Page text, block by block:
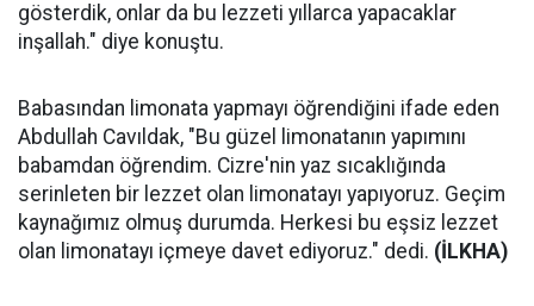
gösterdik, onlar da bu lezzeti yıllarca yapacaklar
inşallah." diye konuştu.
Babasından limonata yapmayı öğrendiğini ifade eden
Abdullah Cavıldak, "Bu güzel limonatanın yapımını
babamdan öğrendim. Cizre'nin yaz sıcaklığında
serinleten bir lezzet olan limonatayı yapıyoruz. Geçim
kaynağımız olmuş durumda. Herkesi bu eşsiz lezzet
olan limonatayı içmeye davet ediyoruz." dedi. (İLKHA)